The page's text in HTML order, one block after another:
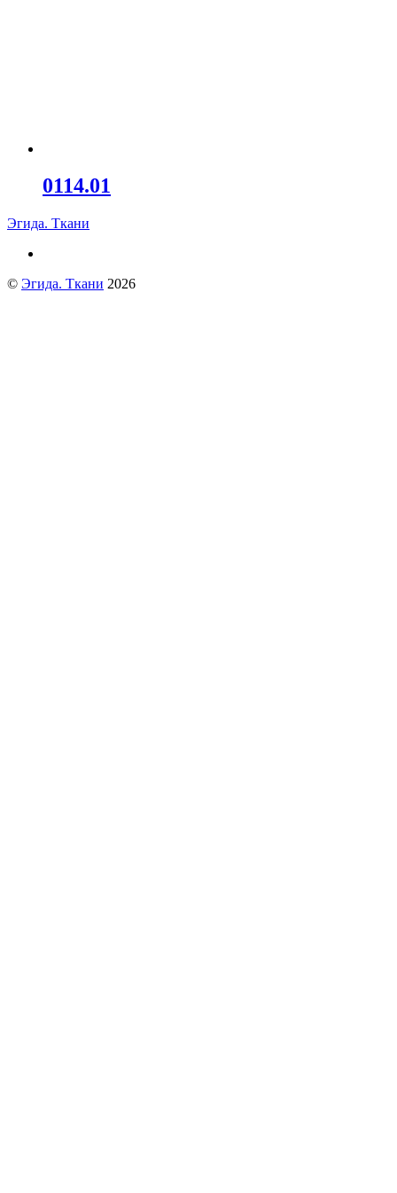
0114.01
Эгида. Ткани
© Эгида. Ткани 2026